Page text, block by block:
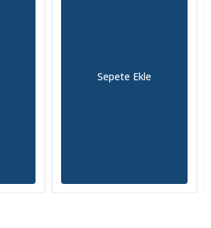
Sepete Ekle